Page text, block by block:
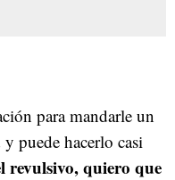
para mandarle un
puede hacerlo casi
revulsivo, quiero que